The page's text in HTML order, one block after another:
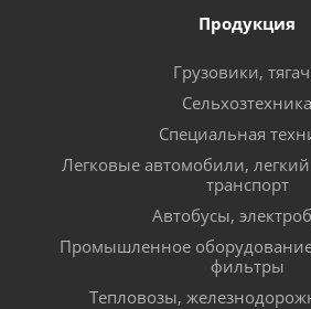
Продукция
Грузовики,
Сельхозтехника
Специальная
Легковые автомобили,
транспорт
Автобусы,
Промышленное
фильтры
Тепловозы,